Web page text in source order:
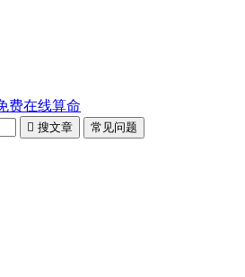
费在线算命
 搜文章 常见问题